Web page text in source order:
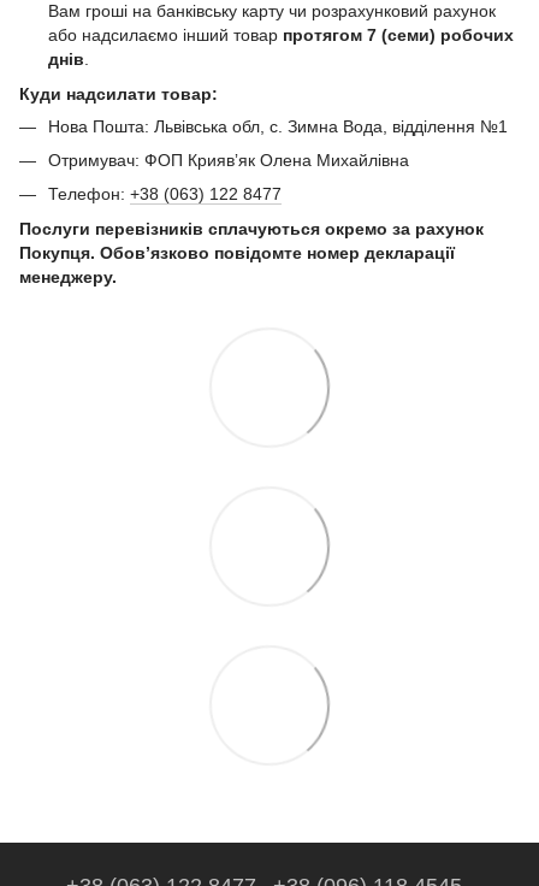
Вам гроші на банківську карту чи розрахунковий рахунок
або надсилаємо інший товар протягом 7 (семи) робочих
днів
Куди надсилати товар:
Нова Пошта: Львівська обл, с. Зимна Вода, відділення №1
Отримувач: ФОП Криявʼяк Олена Михайлівна
Телефон: +38 (063) 122 8477
Послуги перевізників сплачуються окремо за рахунок
Покупця. Обов’язково повідомте номер декларації
менеджеру.